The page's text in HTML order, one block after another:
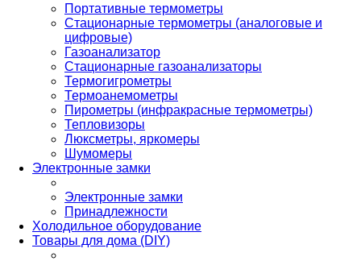
Портативные термометры
Стационарные термометры (аналоговые и
цифровые)
Газоанализатор
Стационарные газоанализаторы
Термогигрометры
Термоанемометры
Пирометры (инфракрасные термометры)
Тепловизоры
Люксметры, яркомеры
Шумомеры
Электронные замки
Электронные замки
Принадлежности
Холодильное оборудование
Товары для дома (DIY)